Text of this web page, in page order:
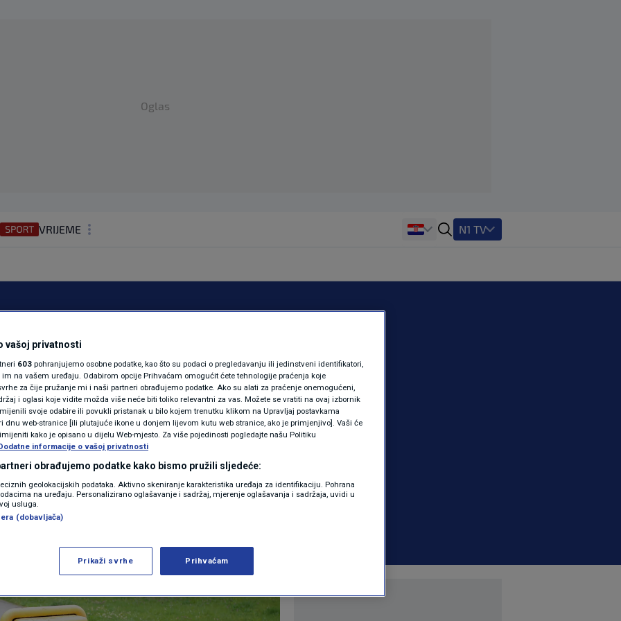
Oglas
VRIJEME
REGIJA
MAGAZIN
KOLUMNE
N1(DIS)INFO
KLIMATSKE PROMJENE
FOTO
VIDEO
N1 TV
koji je u
bebu iz kante za
VIJESTI 1 komentar
Više
vašoj privatnosti
603 pohranjujemo osobne podatke, kao što su podaci o pregledavanju ili jedinstveni identifikatori,
na vašem uređaju. Odabirom opcije Prihvaćam omogućit ćete tehnologije praćenja koje
za čije pružanje mi i naši partneri obrađujemo podatke. Ako su alati za praćenje onemogućeni,
i oglasi koje vidite možda više neće biti toliko relevantni za vas. Možete se vratiti na ovaj izbornik
svoje odabire ili povukli pristanak u bilo kojem trenutku klikom na Upravljaj postavkama
dnu web-stranice [ili plutajuće ikone u donjem lijevom kutu web stranice, ako je primjenjivo]. Vaši će
kako je opisano u dijelu Web-mjesto. Za više pojedinosti pogledajte našu Politiku
informacije o vašoj privatnosti
obrađujemo podatke kako bismo pružili sljedeće:
geolokacijskih podataka. Aktivno skeniranje karakteristika uređaja za identifikaciju. Pohrana
na uređaju. Personalizirano oglašavanje i sadržaj, mjerenje oglašavanja i sadržaja, uvidi u
usluga.
(dobavljača)
Prikaži svrhe Prihvaćam